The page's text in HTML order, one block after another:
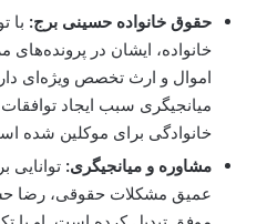
حقوق خانواده حسینی برج: با
خانواده، ایشان در
اموال و ارث تخصص ویژه‌ای
میانجیگری سبب ایجاد
خانوادگی برای موکلین شده
مشاوره و میانجیگری: توانایی
عمیق مشکلات حقوقی، رضا